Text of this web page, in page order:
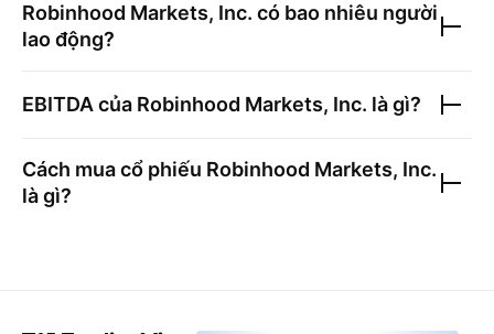
Robinhood Markets, Inc. có bao nhiêu người
lao động?
EBITDA của Robinhood Markets, Inc. là gì?
Cách mua cổ phiếu Robinhood Markets, Inc.
là gì?